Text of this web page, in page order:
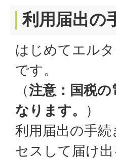
利用届出の
はじめてエル
です。
（注意：国税
なります。
）
利用届出の手
セスして届け